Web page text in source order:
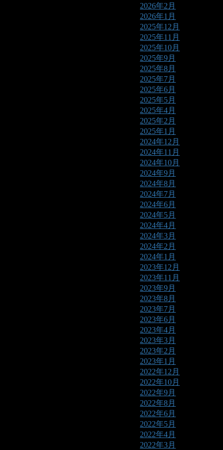
2026年2月
2026年1月
2025年12月
2025年11月
2025年10月
2025年9月
2025年8月
2025年7月
2025年6月
2025年5月
2025年4月
2025年2月
2025年1月
2024年12月
2024年11月
2024年10月
2024年9月
2024年8月
2024年7月
2024年6月
2024年5月
2024年4月
2024年3月
2024年2月
2024年1月
2023年12月
2023年11月
2023年9月
2023年8月
2023年7月
2023年6月
2023年4月
2023年3月
2023年2月
2023年1月
2022年12月
2022年10月
2022年9月
2022年8月
2022年6月
2022年5月
2022年4月
2022年3月